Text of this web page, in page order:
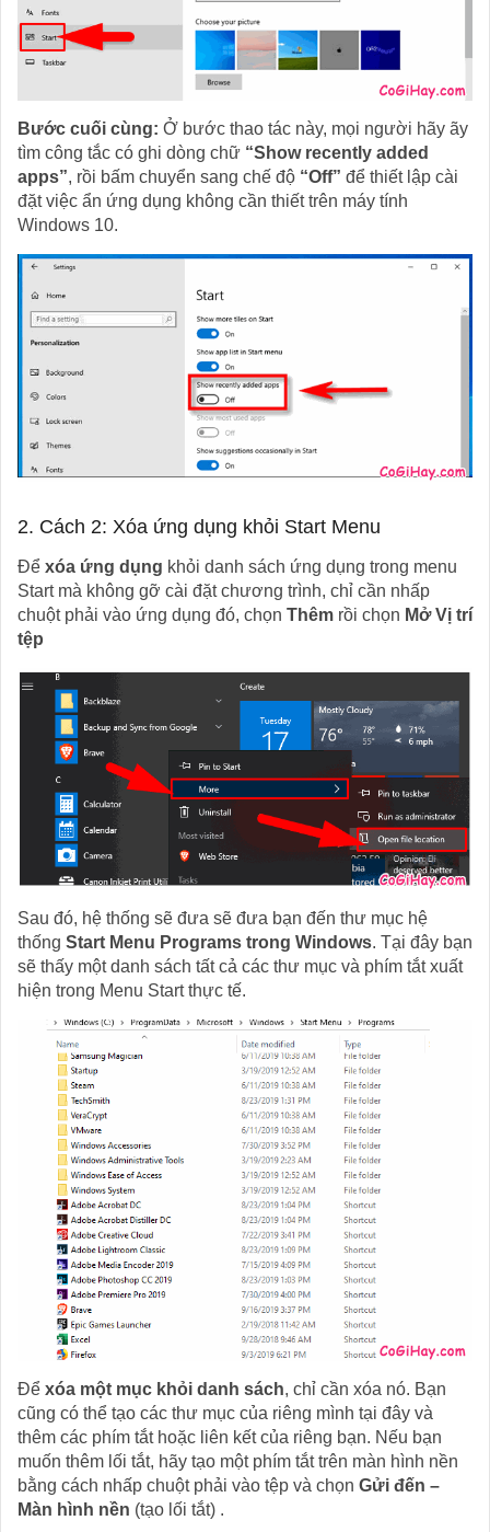
Bước cuối cùng: Ở bước thao tác này, mọi người hãy ãy
tìm công tắc có ghi dòng chữ “Show recently added
apps”, rồi bấm chuyển sang chế độ “Off” để thiết lập cài
đặt việc ẩn ứng dụng không cần thiết trên máy tính
Windows 10.
2. Cách 2: Xóa ứng dụng khỏi Start Menu
Để xóa ứng dụng khỏi danh sách ứng dụng trong menu
Start mà không gỡ cài đặt chương trình, chỉ cần nhấp
chuột phải vào ứng dụng đó, chọn Thêm rồi chọn Mở Vị trí
tệp
Sau đó, hệ thống sẽ đưa sẽ đưa bạn đến thư mục hệ
thống Start Menu Programs trong Windows. Tại đây bạn
sẽ thấy một danh sách tất cả các thư mục và phím tắt xuất
hiện trong Menu Start thực tế.
Để xóa một mục khỏi danh sách, chỉ cần xóa nó. Bạn
cũng có thể tạo các thư mục của riêng mình tại đây và
thêm các phím tắt hoặc liên kết của riêng bạn. Nếu bạn
muốn thêm lối tắt, hãy tạo một phím tắt trên màn hình nền
bằng cách nhấp chuột phải vào tệp và chọn Gửi đến –
Màn hình nền (tạo lối tắt) .